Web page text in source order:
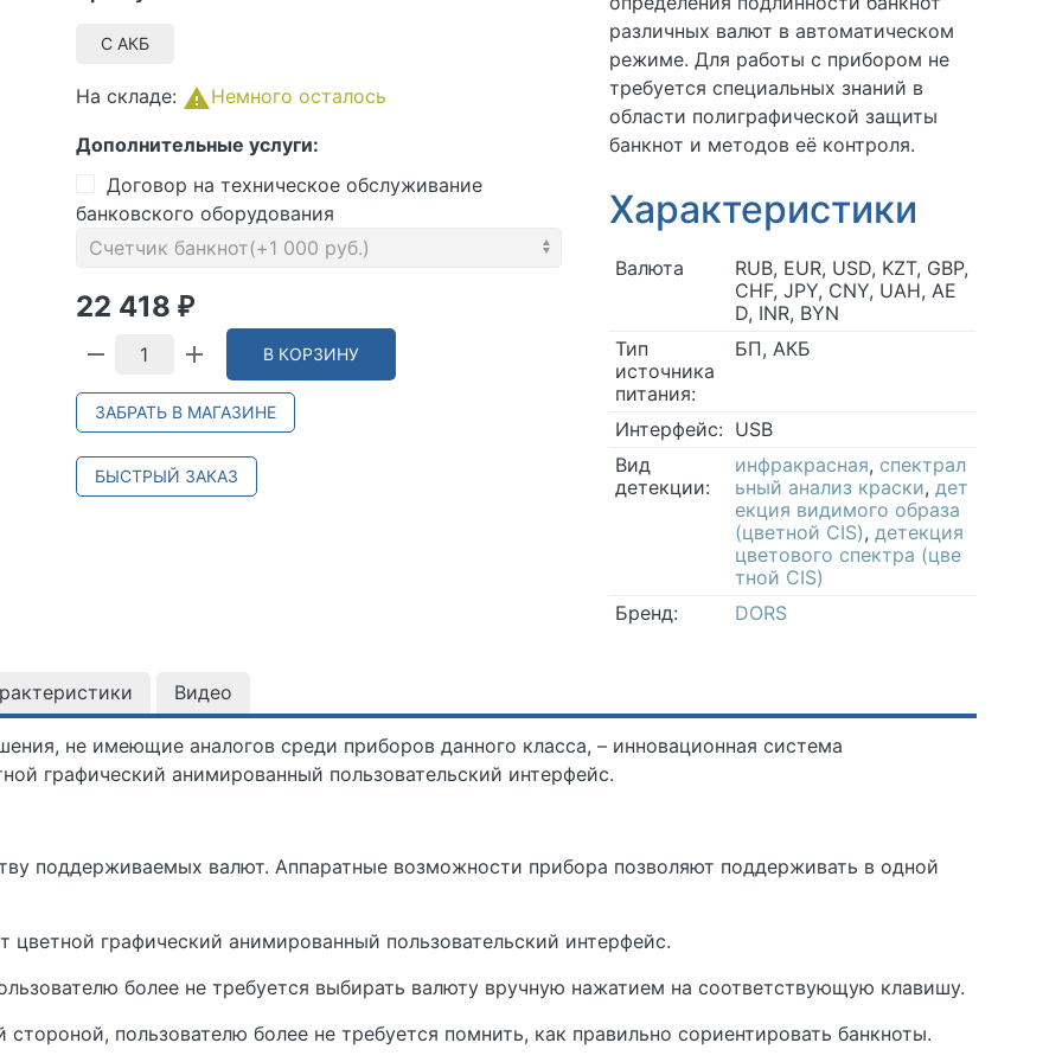
С АКБ
На складе: Немного осталось
Дополнительные услуги:
Договор на техническое обслуживание
банковского оборудования
22 418 ₽
В КОРЗИНУ
ЗАБРАТЬ В МАГАЗИНЕ
БЫСТРЫЙ ЗАКАЗ
различных валют в автоматическом
режиме. Для работы с прибором не
требуется специальных знаний в
области полиграфической защиты
банкнот и методов её контроля.
Характеристики
Валюта
RUB, EUR, USD, KZT, GBP,
CHF, JPY, CNY, UAH, AE
D, INR, BYN
Тип
источника
питания:
БП, АКБ
Интерфейс: USB
Вид
детекции:
инфракрасная, спектрал
ьный анализ краски, дет
екция видимого образа
(цветной СIS), детекция
цветового спектра (цве
тной СIS)
Бренд:
DORS
Видео
не имеющие аналогов среди приборов данного класса, – инновационная система
графический анимированный пользовательский интерфейс.
поддерживаемых валют. Аппаратные возможности прибора позволяют поддерживать в одной
графический анимированный пользовательский интерфейс.
более не требуется выбирать валюту вручную нажатием на соответствующую клавишу.
пользователю более не требуется помнить, как правильно сориентировать банкноты.